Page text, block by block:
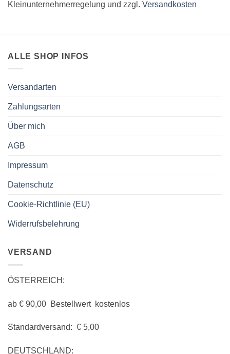
Kleinunternehmerregelung und zzgl. Versandkosten
ALLE SHOP INFOS
Versandarten
Zahlungsarten
Über mich
AGB
Impressum
Datenschutz
Cookie-Richtlinie (EU)
Widerrufsbelehrung
VERSAND
ÖSTERREICH:
ab € 90,00 Bestellwert kostenlos
Standardversand: € 5,00
DEUTSCHLAND: